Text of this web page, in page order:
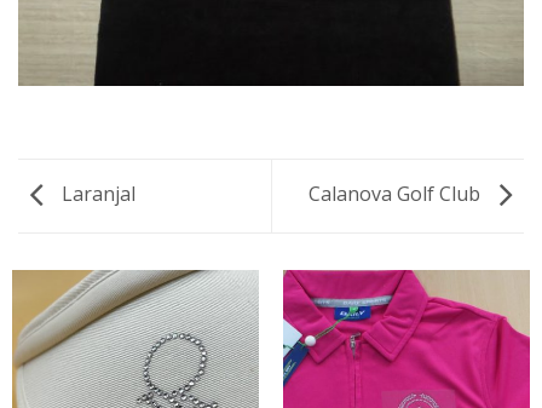
Laranjal Calanova Golf Club